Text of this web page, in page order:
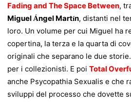
Fading and The Space Between,
MiguelÁngel Martín, distanti nel
loro. Un volume per cui Miguel ha
copertina, la terza e la quarta di
originali che separano le due
per i collezionisti. E poi Total
anche Psycopathia Sexualis e che
sviluppi del processo che dovette